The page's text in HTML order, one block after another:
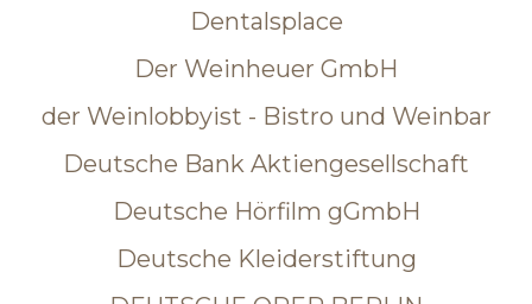
Dentalsplace
Der Weinheuer GmbH
der Weinlobbyist - Bistro und Weinbar
Deutsche Bank Aktiengesellschaft
Deutsche Hörfilm gGmbH
Deutsche Kleiderstiftung